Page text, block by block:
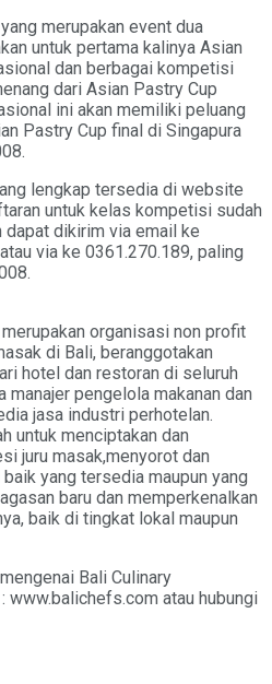
merupakan event dua
untuk pertama kalinya Asian
dan berbagai kompetisi
dari Asian Pastry Cup
ini akan memiliki peluang
Pastry Cup final di Singapura
lengkap tersedia di website
untuk kelas kompetisi sudah
dapat dikirim via email ke
via ke 0361.270.189, paling
organisasi non profit
di Bali, beranggotakan
hotel dan restoran di seluruh
manajer pengelola makanan dan
jasa industri perhotelan.
untuk menciptakan dan
juru masak,menyorot dan
yang tersedia maupun yang
baru dan memperkenalkan
baik di tingkat lokal maupun
Bali Culinary
atau hubungi